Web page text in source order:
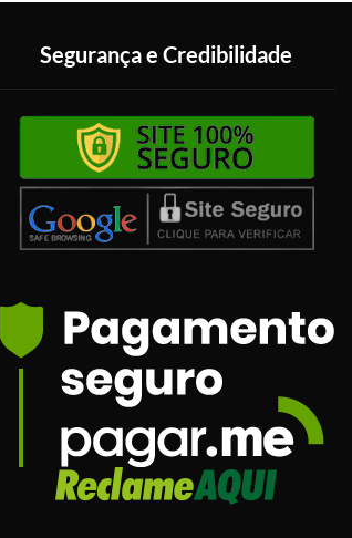
Segurança e Credibilidade